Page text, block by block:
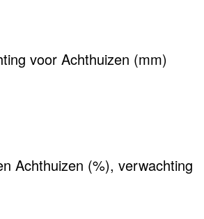
voor Achthuizen (mm)
Achthuizen (%), verwachting